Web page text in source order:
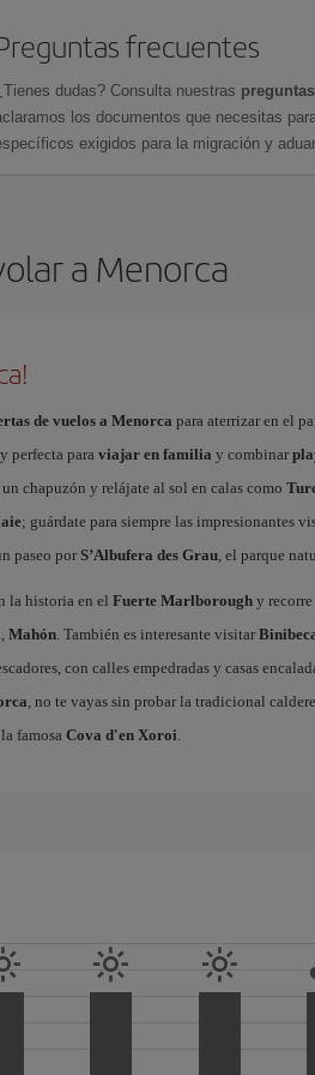
frecuentes
dudas? Consulta nuestras
los documentos que necesitas
exigidos para la migración y
a Menorca
de vuelos a Menorca para aterrizar en el
perfecta paraviajar en familia y combinar
chapuzón y relájate al sol en calas como
; guárdate para siempre las impresionantes
paseo por S’Albufera des Grau, el parque
la historia en el Fuerte Marlboroughy recorre
Mahón. También es interesante visitar
con calles empedradas y casas
, no te vayas sin probar la tradicional
famosaCova d'en Xoroi.